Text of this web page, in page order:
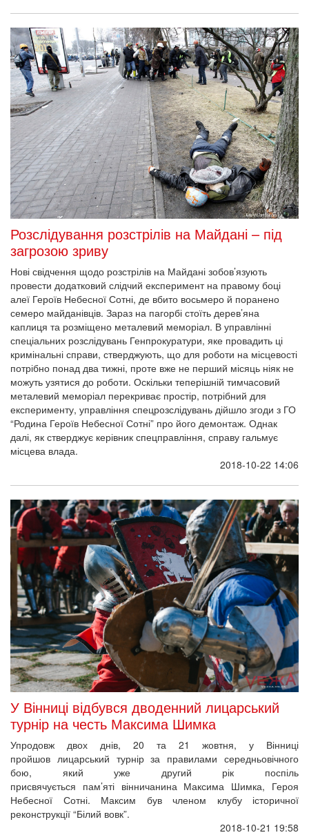
Розслідування розстрілів на Майдані – під
загрозою зриву
Нові свідчення щодо розстрілів на Майдані зобов’язують
провести додатковий слідчий експеримент на правому боці
алеї Героїв Небесної Сотні, де вбито восьмеро й поранено
семеро майданівців. Зараз на пагорбі стоїть дерев’яна
каплиця та розміщено металевий меморіал. В управлінні
спеціальних розслідувань Генпрокуратури, яке провадить ці
кримінальні справи, стверджують, що для роботи на місцевості
потрібно понад два тижні, проте вже не перший місяць ніяк не
можуть узятися до роботи. Оскільки теперішній тимчасовий
металевий меморіал перекриває простір, потрібний для
експерименту, управління спецрозслідувань дійшло згоди з ГО
“Родина Героїв Небесної Сотні” про його демонтаж. Однак
далі, як стверджує керівник спецправління, справу гальмує
місцева влада.
2018-10-22 14:06
У Вінниці відбувся дводенний лицарський
турнір на честь Максима Шимка
Упродовж двох днів, 20 та 21 жовтня, у Вінниці
пройшов лицарський турнір за правилами середньовічного
бою, який уже другий рік поспіль
присвячується пам’яті вінничанина Максима Шимка, Героя
Небесної Сотні. Максим був членом клубу історичної
реконструкції “Білий вовк”.
2018-10-21 19:58